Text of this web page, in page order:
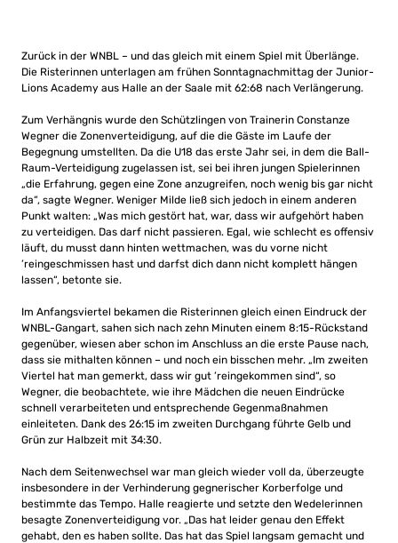
Zurück in der WNBL – und das gleich mit einem Spiel mit Überlänge.
Die Risterinnen unterlagen am frühen Sonntagnachmittag der Junior-
Lions Academy aus Halle an der Saale mit 62:68 nach Verlängerung.
Zum Verhängnis wurde den Schützlingen von Trainerin Constanze
Wegner die Zonenverteidigung, auf die die Gäste im Laufe der
Begegnung umstellten. Da die U18 das erste Jahr sei, in dem die Ball-
Raum-Verteidigung zugelassen ist, sei bei ihren jungen Spielerinnen
„die Erfahrung, gegen eine Zone anzugreifen, noch wenig bis gar nicht
da“, sagte Wegner. Weniger Milde ließ sich jedoch in einem anderen
Punkt walten: „Was mich gestört hat, war, dass wir aufgehört haben
zu verteidigen. Das darf nicht passieren. Egal, wie schlecht es offensiv
läuft, du musst dann hinten wettmachen, was du vorne nicht
’reingeschmissen hast und darfst dich dann nicht komplett hängen
lassen“, betonte sie.
Im Anfangsviertel bekamen die Risterinnen gleich einen Eindruck der
WNBL-Gangart, sahen sich nach zehn Minuten einem 8:15-Rückstand
gegenüber, wiesen aber schon im Anschluss an die erste Pause nach,
dass sie mithalten können – und noch ein bisschen mehr. „Im zweiten
Viertel hat man gemerkt, dass wir gut ’reingekommen sind“, so
Wegner, die beobachtete, wie ihre Mädchen die neuen Eindrücke
schnell verarbeiteten und entsprechende Gegenmaßnahmen
einleiteten. Dank des 26:15 im zweiten Durchgang führte Gelb und
Grün zur Halbzeit mit 34:30.
Nach dem Seitenwechsel war man gleich wieder voll da, überzeugte
insbesondere in der Verhinderung gegnerischer Korberfolge und
bestimmte das Tempo. Halle reagierte und setzte den Wedelerinnen
besagte Zonenverteidigung vor. „Das hat leider genau den Effekt
gehabt, den es haben sollte. Das hat das Spiel langsam gemacht und